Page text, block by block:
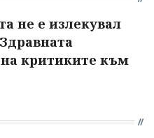
не е излекувал
критиките към